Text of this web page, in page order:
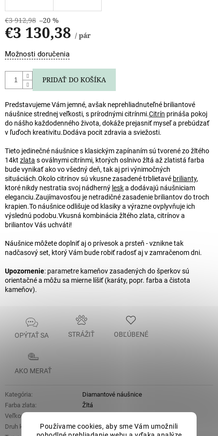
Používame cookies, aby sme Vám umožnili
€3 912,98 –20 %
€3 130,38 / pár
Jednotková
cena:
Možnosti doručenia
PRIDAŤ DO KOŠÍKA
Predstavujeme Vám jemné, avšak neprehliadnuteľné briliantové
náušnice strednej veľkosti, s prírodnými citrínmi.Citrín prináša pokoj
do nášho každodenného života, dokáže prejasniť myseľ a prebúdzať
v ľuďoch kreativitu.Dodáva pocit zdravia a sviežosti.
Tieto jedinečné náušnice s klasickým zapínaním sú tvorené zo žltého
14kt zlata s oválnymi citrínmi, ktorých oslnivo žltá až zlatistá farba
bude vynikať ako vo všedný deň, tak aj pri výnimočných
situáciách.Okolo citrínov sú vkusne zasadené trblietavé brilianty,
ktoré nikdy nestratia svoj nádherný leska dodávajú náušniciam
eleganciu.Zaujímavosťou je netradičné zasadenie briliantov do troch
krapien.To náušnice odlišuje od klasiky a výrazne ovplyvňuje ich
výslednú podobu.Vkusná kombinácia žltého zlata, citrínov a
briliantov Vás uchváti!
Náušnice môžete doplniť aj o prívesok a prsteň - vznikne tak
nadčasový set, ktorý Vám bude robiť radosť aj v zamračenom dni.
Upozornenie: parametre kameňov zasadených do šperkov sú
orientačné a môžu sa mierne líšiť (karáty, popr. farba a čistota
kameňov).
OPÝTAŤ SA STRÁŽIŤ OBĽÚBENÉ
AKO MERAŤ
Kategória:
Diamantové náušnice
Farba zlata:
Žltá
Veľkosť
Druh kameňa (ozdoba): Briliant, Citrín (prírodný)